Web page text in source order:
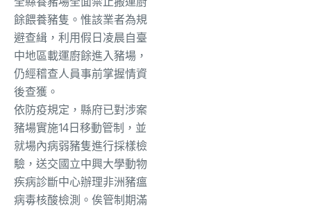
餘餵養豬隻。惟該業者為規
避查緝，利用假日凌晨自臺
中地區載運廚餘進入豬場，
仍經稽查人員事前掌握情資
後查獲。
依防疫規定，縣府已對涉案
豬場實施14日移動管制，並
就場內病弱豬隻進行採樣檢
驗，送交國立中興大學動物
疾病診斷中心辦理非洲豬瘟
病毒核酸檢測。俟管制期滿